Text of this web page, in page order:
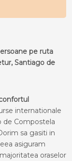
pe ruta
Santiago de
internationale
de Compostela
sa gasiti in
asiguram
oraselor